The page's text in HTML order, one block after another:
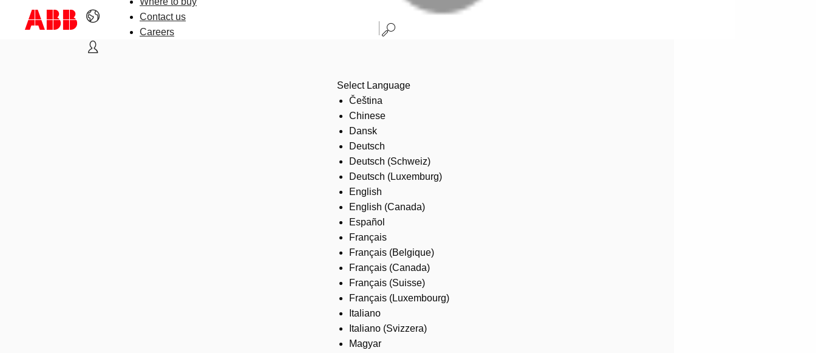
Contact us
Careers
Select Language
Čeština
Chinese
Dansk
Deutsch
Deutsch (Schweiz)
Deutsch (Luxemburg)
English
English (Canada)
Español
Français
Français (Belgique)
Français (Canada)
Français (Suisse)
Français (Luxembourg)
Italiano
Italiano (Svizzera)
Magyar